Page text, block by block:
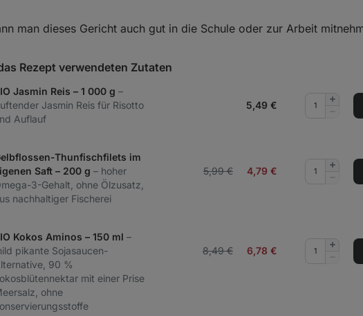
man dieses Gericht auch gut in die Schule oder zur Arbeit
Rezept verwendeten Zutaten
Jasmin Reis – 1 000 g –
Jasmin Reis für Risotto
Auflauf
5,49 €
Menge
Thunfischfilets im
Saft – 200 g – hoher
3-Gehalt, ohne Ölzusatz,
nachhaltiger Fischerei
5,99 € 4,79 €
Menge
Kokos Aminos – 150 ml –
pikante Sojasaucen-
90 %
mit einer Prise
ohne
8,49 € 6,78 €
Menge